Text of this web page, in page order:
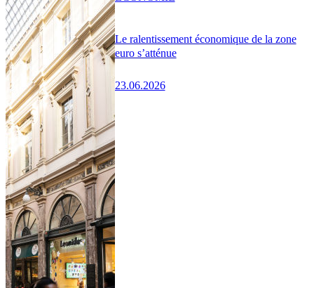
Le ralentissement économique de la zone
euro s’atténue
23.06.2026